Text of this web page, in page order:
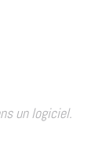
un logiciel.